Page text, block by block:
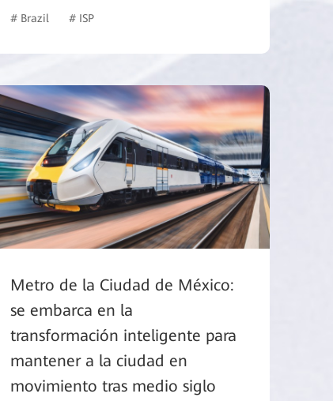
# Brazil # ISP
Metro de la Ciudad de México:
se embarca en la
transformación inteligente para
mantener a la ciudad en
movimiento tras medio siglo